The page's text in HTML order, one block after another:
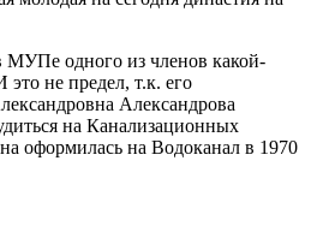
одного из членов какой-
не предел, т.к. его
Александрова
на Канализационных
оформилась на Водоканал в 1970